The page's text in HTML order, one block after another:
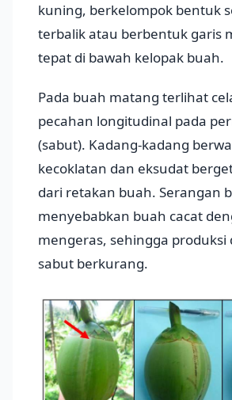
kuning, berkelompok bentuk
terbalik atau berbentuk garis
tepat di bawah kelopak buah.
Pada buah matang terlihat
pecahan longitudinal pada
(sabut). Kadang-kadang
kecoklatan dan eksudat
dari retakan buah. Serangan
menyebabkan buah cacat
mengeras, sehingga produksi
sabut berkurang.